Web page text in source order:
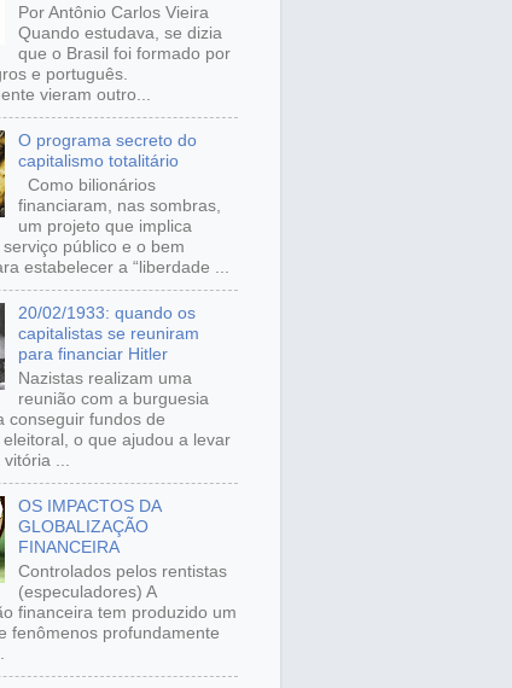
Por Antônio Carlos Vieira
Quando estudava, se dizia
que o Brasil foi formado por
e português.
vieram outro...
O programa secreto do
capitalismo totalitário
Como bilionários
financiaram, nas sombras,
um projeto que implica
público e o bem
estabelecer a “liberdade ...
20/02/1933: quando os
capitalistas se reuniram
para financiar Hitler
Nazistas realizam uma
reunião com a burguesia
conseguir fundos de
o que ajudou a levar
...
OS IMPACTOS DA
GLOBALIZAÇÃO
FINANCEIRA
Controlados pelos rentistas
(especuladores) A
financeira tem produzido um
fenômenos profundamente